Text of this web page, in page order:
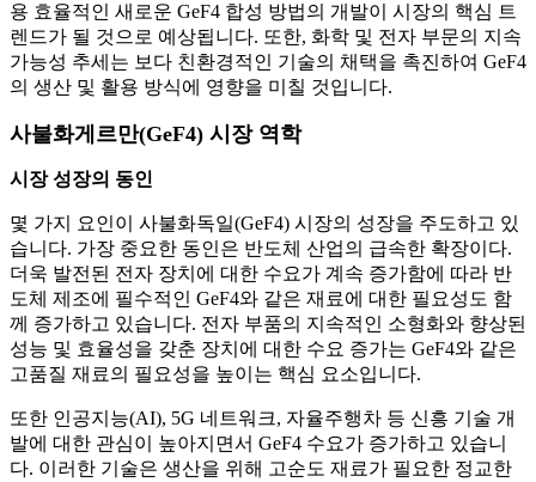
용 효율적인 새로운 GeF4 합성 방법의 개발이 시장의 핵심 트
렌드가 될 것으로 예상됩니다. 또한, 화학 및 전자 부문의 지속
가능성 추세는 보다 친환경적인 기술의 채택을 촉진하여 GeF4
의 생산 및 활용 방식에 영향을 미칠 것입니다.
사불화게르만(GeF4) 시장 역학
시장 성장의 동인
몇 가지 요인이 사불화독일(GeF4) 시장의 성장을 주도하고 있
습니다. 가장 중요한 동인은 반도체 산업의 급속한 확장이다.
더욱 발전된 전자 장치에 대한 수요가 계속 증가함에 따라 반
도체 제조에 필수적인 GeF4와 같은 재료에 대한 필요성도 함
께 증가하고 있습니다. 전자 부품의 지속적인 소형화와 향상된
성능 및 효율성을 갖춘 장치에 대한 수요 증가는 GeF4와 같은
고품질 재료의 필요성을 높이는 핵심 요소입니다.
또한 인공지능(AI), 5G 네트워크, 자율주행차 등 신흥 기술 개
발에 대한 관심이 높아지면서 GeF4 수요가 증가하고 있습니
다. 이러한 기술은 생산을 위해 고순도 재료가 필요한 정교한